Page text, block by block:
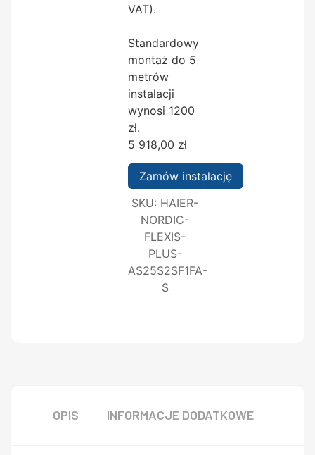
VAT).
Standardowy
montaż do 5
metrów
instalacji
wynosi 1200
zł.
5 918,00 zł
Zamów instalację
SKU: HAIER-
NORDIC-
FLEXIS-
PLUS-
AS25S2SF1FA-
S
OPIS INFORMACJE DODATKOWE